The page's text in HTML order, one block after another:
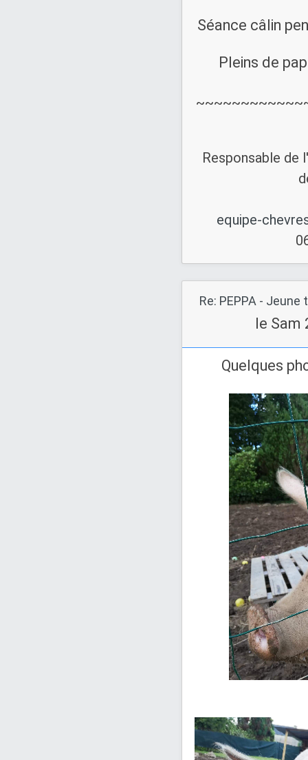
Séance câlin
Pleins de
Responsable de
equipe-
Re: PEPPA - Jeune
le Sam
Quelques